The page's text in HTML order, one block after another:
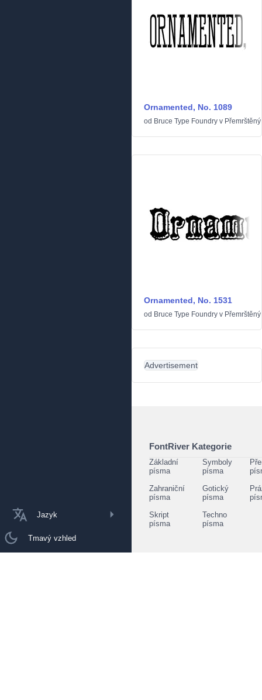
Jazyk
Tmavý vzhled
Ornamented, No. 1089
od Bruce Type Foundry v Přemrštěný
Ornamented, No. 1531
od Bruce Type Foundry v Přemrštěný
Advertisement
FontRiver Kategorie
Základní
písma
Symboly
písma
Zahraniční
písma
Gotický
písma
Skript
písma
Techno
písma